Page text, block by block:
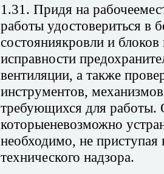
1.31. Придя на
работы удостовериться в
состояниякровли и
исправности
вентиляции, а также
инструментов,
требующихся для работы.
которыеневозможно
необходимо, не
технического надзора.